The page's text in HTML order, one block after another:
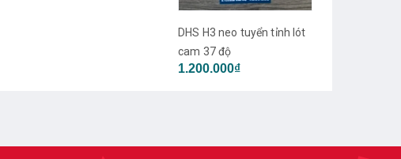
DHS H3 tuyển Quốc Gia lót
xanh
1.600.000₫